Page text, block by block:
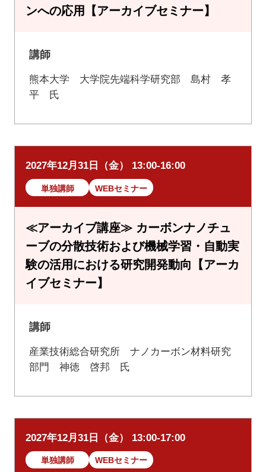
ンへの応用【アーカイブセミナー】
講師
熊本大学 大学院先端科学研究部 島村 孝
平 氏
2027年12月31日（金） 13:00-16:00
単独講師 WEBセミナー
≪アーカイブ講座≫ カーボンナノチュ
ーブの分散技術および機械学習・自動実
験の活用における研究開発動向【アーカ
イブセミナー】
講師
産業技術総合研究所 ナノカーボン材料研究
部門 神徳 啓邦 氏
2027年12月31日（金） 13:00-17:00
単独講師 WEBセミナー